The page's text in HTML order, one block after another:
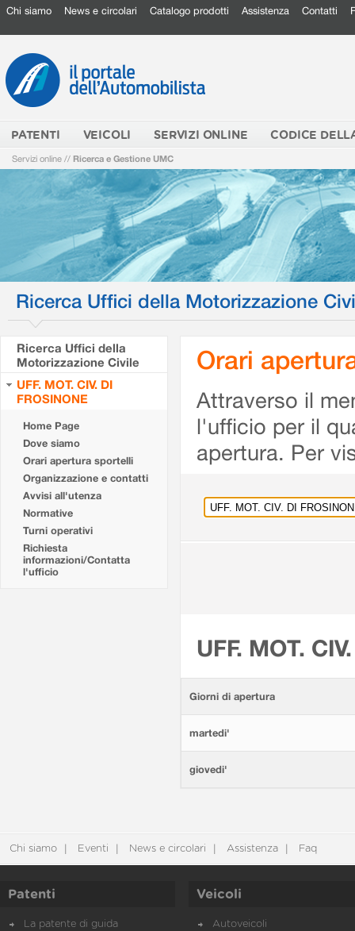
Chi siamo News e circolari Catalogo prodotti Assistenza Contatti
PATENTI VEICOLI SERVIZI ONLINE CODICE
Servizi online // Ricerca e Gestione UMC
Ricerca Uffici della Motorizzazione
Ricerca Uffici della
Motorizzazione Civile
UFF. MOT. CIV. DI
FROSINONE
Home Page
Dove siamo
Orari apertura sportelli
Organizzazione e contatti
Avvisi all'utenza
Normative
Turni operativi
Richiesta
informazioni/Contatta
l'ufficio
Orari
Attraverso il
l'ufficio per il
apertura. Per
UFF. MOT.
Giorni di apertura
martedi'
giovedi'
Chi siamo Eventi News e circolari Assistenza Faq
Patenti
La patente di guida
Veicoli
Autoveicoli